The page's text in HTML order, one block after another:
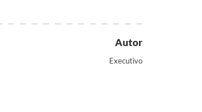
Autor
Executivo